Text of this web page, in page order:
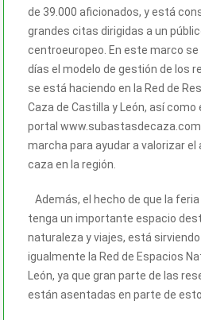
de 39.000 aficionados, y está
grandes citas dirigidas a un
centroeuropeo. En este marco
días el modelo de gestión de los
se está haciendo en la Red de
Caza de Castilla y León, así
portal
marcha para ayudar a valorizar
caza en la región.
Además, el hecho de que la
tenga un importante espacio
naturaleza y viajes, está
igualmente la Red de Espacios
León, ya que gran parte de las
están asentadas en parte de